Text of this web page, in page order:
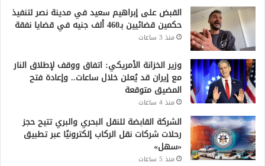
القبض على إبراهيم سعيد في مدينة نصر لتنفيذ
حكمين قضائيين بـ460 ألف جنيه في قضايا نفقة
منذ 3 ساعات
وزير الخزانة الأمريكي: اتفاق ووقف لإطلاق النار
مع إيران قد يُعلن خلال ساعات.. وإعادة فتح
المضيق متوقعة
منذ 4 ساعات
الشركة القابضة للنقل البحري والبري تتيح حجز
رحلات شركات نقل الركاب إلكترونيًا عبر تطبيق
«سهل»
منذ 5 ساعات